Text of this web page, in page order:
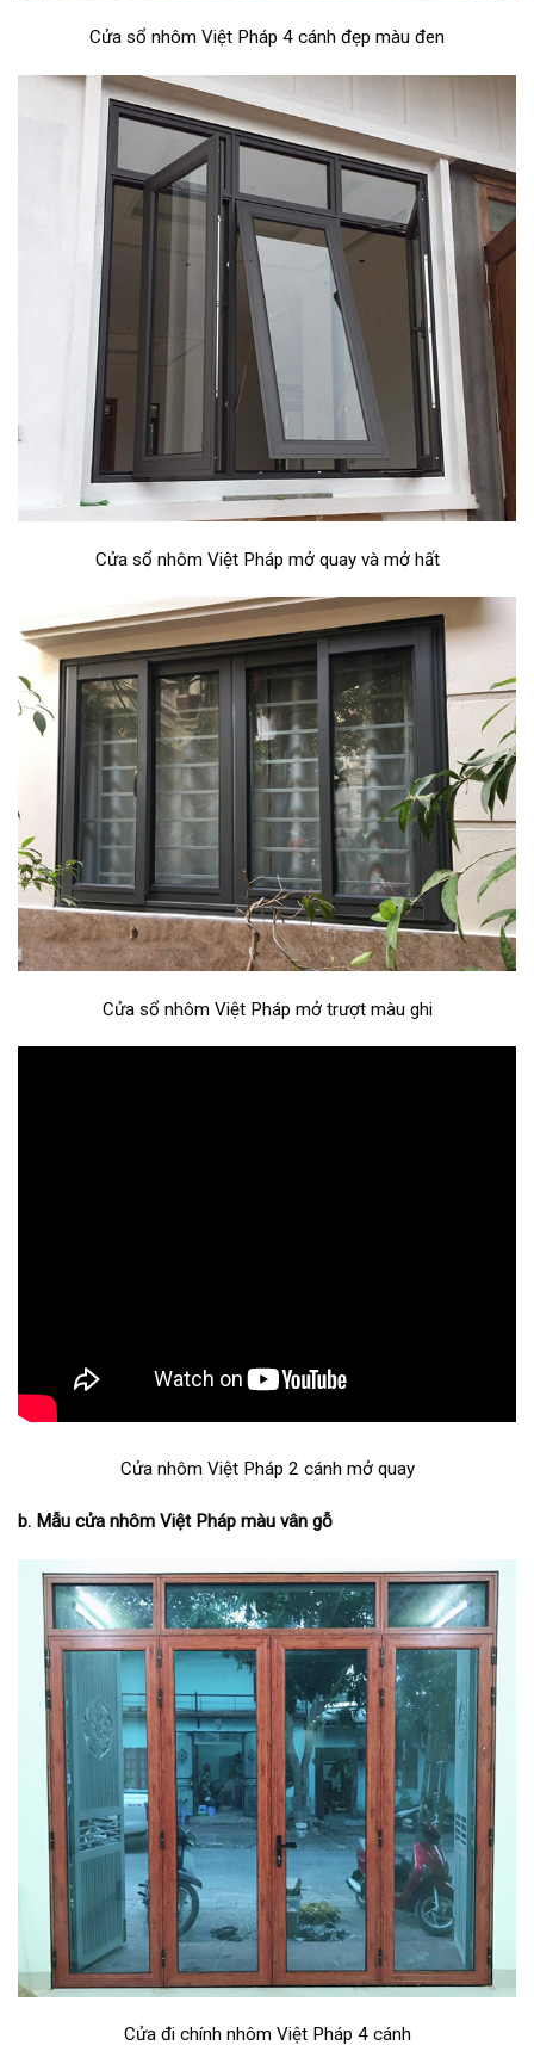
Cửa sổ nhôm Việt Pháp 4 cánh đẹp màu đen
Cửa sổ nhôm Việt Pháp mở quay và mở hất
Cửa sổ nhôm Việt Pháp mở trượt màu ghi
Cửa nhôm Việt Pháp 2 cánh mở quay
b. Mẫu cửa nhôm Việt Pháp màu vân gỗ
Cửa đi chính nhôm Việt Pháp 4 cánh